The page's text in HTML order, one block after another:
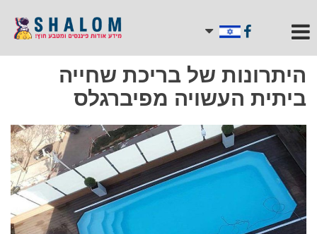
היתרונות של בריכת שחייה
ביתית העשויה מפיברגלס